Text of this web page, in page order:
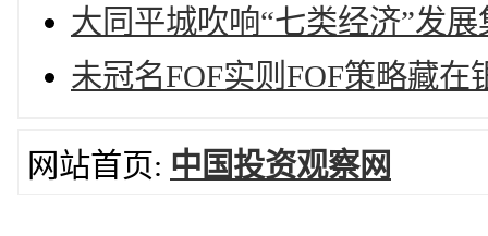
大同平城吹响“七类经济”发展
未冠名FOF实则FOF策略藏在
网站首页: 中国投资观察网